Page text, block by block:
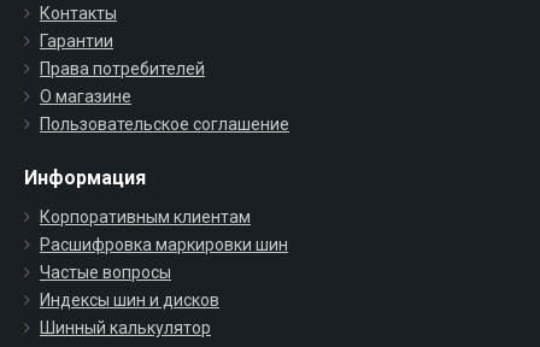
Контакты
Гарантии
Права потребителей
О магазине
Пользовательское соглашение
Информация
Корпоративным клиентам
Расшифровка маркировки шин
Частые вопросы
Индексы шин и дисков
Шинный калькулятор